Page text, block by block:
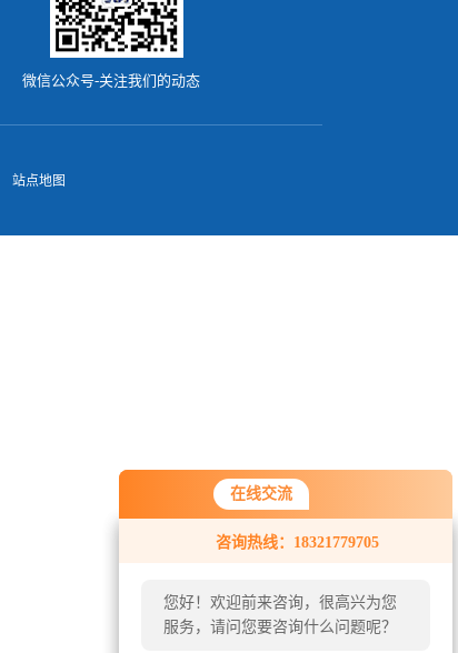
在线交流
咨询热线：18321779705
您好！欢迎前来咨询，很高兴为您
服务，请问您要咨询什么问题呢？
在线交流
咨询热线：18321779705
您好！欢迎前来咨询，很高兴为您
服务，请问您要咨询什么问题呢？
微信公众号-关注我们的动态
站点地图